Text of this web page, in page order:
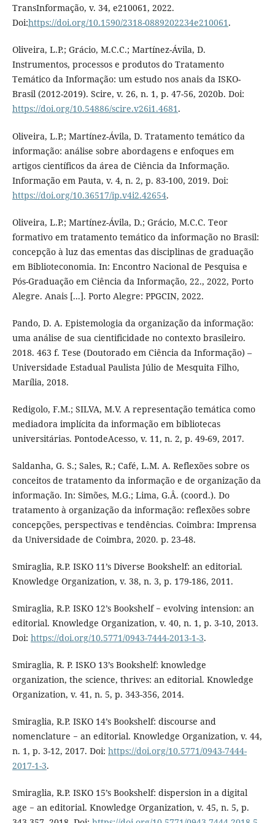
TransInformação, v. 34, e210061, 2022.
Doi:https://doi.org/10.1590/2318-0889202234e210061.
Oliveira, L.P.; Grácio, M.C.C.; Martínez-Ávila, D.
Instrumentos, processos e produtos do Tratamento
Temático da Informação: um estudo nos anais da ISKO-
Brasil (2012-2019). Scire, v. 26, n. 1, p. 47-56, 2020b. Doi:
https://doi.org/10.54886/scire.v26i1.4681.
Oliveira, L.P.; Martínez-Ávila, D. Tratamento temático da
informação: análise sobre abordagens e enfoques em
artigos científicos da área de Ciência da Informação.
Informação em Pauta, v. 4, n. 2, p. 83-100, 2019. Doi:
https://doi.org/10.36517/ip.v4i2.42654.
Oliveira, L.P.; Martínez-Ávila, D.; Grácio, M.C.C. Teor
formativo em tratamento temático da informação no Brasil:
concepção à luz das ementas das disciplinas de graduação
em Biblioteconomia. In: Encontro Nacional de Pesquisa e
Pós-Graduação em Ciência da Informação, 22., 2022, Porto
Alegre. Anais [...]. Porto Alegre: PPGCIN, 2022.
Pando, D. A. Epistemologia da organização da informação:
uma análise de sua cientificidade no contexto brasileiro.
2018. 463 f. Tese (Doutorado em Ciência da Informação) –
Universidade Estadual Paulista Júlio de Mesquita Filho,
Marília, 2018.
Redigolo, F.M.; SILVA, M.V. A representação temática como
mediadora implícita da informação em bibliotecas
universitárias. PontodeAcesso, v. 11, n. 2, p. 49-69, 2017.
Saldanha, G. S.; Sales, R.; Café, L.M. A. Reflexões sobre os
conceitos de tratamento da informação e de organização da
informação. In: Simões, M.G.; Lima, G.Â. (coord.). Do
tratamento à organização da informação: reflexões sobre
concepções, perspectivas e tendências. Coimbra: Imprensa
da Universidade de Coimbra, 2020. p. 23-48.
Smiraglia, R.P. ISKO 11’s Diverse Bookshelf: an editorial.
Knowledge Organization, v. 38, n. 3, p. 179-186, 2011.
Smiraglia, R.P. ISKO 12’s Bookshelf − evolving intension: an
editorial. Knowledge Organization, v. 40, n. 1, p. 3-10, 2013.
Doi: https://doi.org/10.5771/0943-7444-2013-1-3.
Smiraglia, R. P. ISKO 13’s Bookshelf: knowledge
organization, the science, thrives: an editorial. Knowledge
Organization, v. 41, n. 5, p. 343-356, 2014.
Smiraglia, R.P. ISKO 14’s Bookshelf: discourse and
nomenclature − an editorial. Knowledge Organization, v. 44,
n. 1, p. 3-12, 2017. Doi: https://doi.org/10.5771/0943-7444-
2017-1-3.
Smiraglia, R.P. ISKO 15’s Bookshelf: dispersion in a digital
age − an editorial. Knowledge Organization, v. 45, n. 5, p.